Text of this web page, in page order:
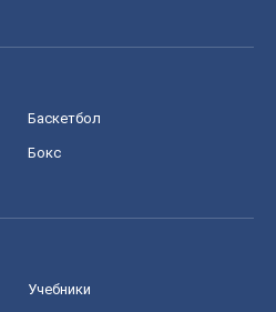
Баскетбол
Бокс
Учебники